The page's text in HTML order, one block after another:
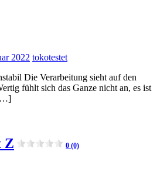
2022 tokotestet
Die Verarbeitung sieht auf den
fühlt sich das Ganze nicht an, es ist
Z 0 (0)